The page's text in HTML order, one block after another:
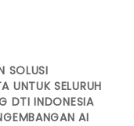
SOLUSI
UNTUK SELURUH
DTI INDONESIA
AI